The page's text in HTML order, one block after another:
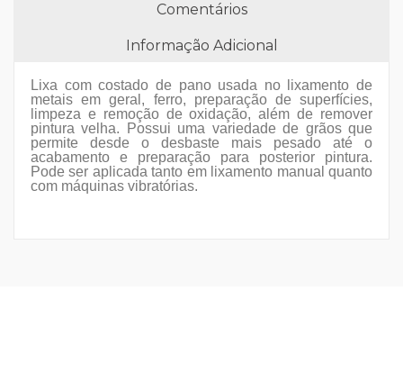
Comentários
Informação Adicional
Lixa com costado de pano usada no lixamento de
metais em geral, ferro, preparação de superfícies,
limpeza e remoção de oxidação, além de remover
pintura velha. Possui uma variedade de grãos que
permite desde o desbaste mais pesado até o
acabamento e preparação para posterior pintura.
Pode ser aplicada tanto em lixamento manual quanto
com máquinas vibratórias.